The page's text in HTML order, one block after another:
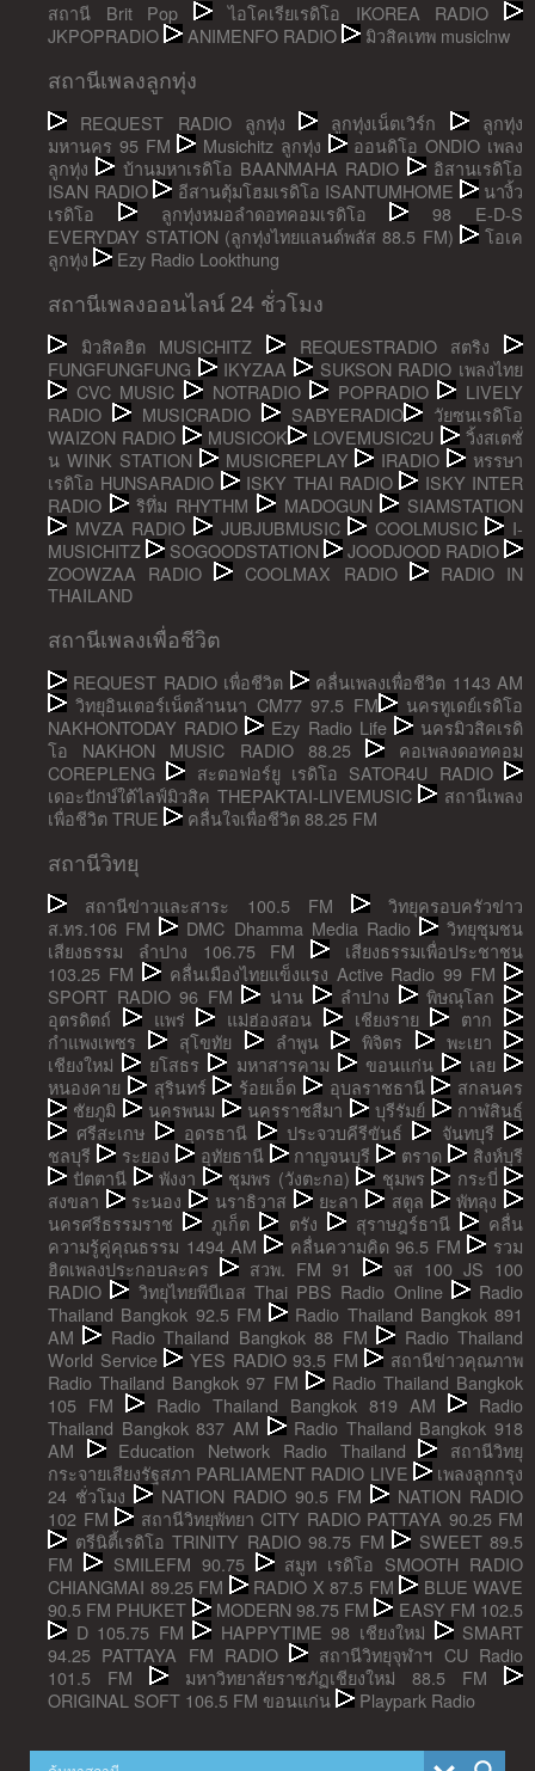
สถานี Brit Pop
ไอโคเรียเรดิโอ IKOREA RADIO
JKPOPRADIO
ANIMENFO RADIO มิวสิคเทพ musiclnw
สถานีเพลงลูกทุ่ง
REQUEST RADIO ลูกทุ่ง ลูกทุ่งเน็ตเวิร์ก
ลูกทุ่ง
มหานคร 95 FM
Musichitz ลูกทุ่ง
ออนดิโอ ONDIO เพลง
ลูกทุ่ง
บ้านมหาเรดิโอ BAANMAHA RADIO
อิสานเรดิโอ
ISAN RADIO
อีสานตุ้มโฮมเรดิโอ ISANTUMHOME
นางิ้ว
เรดิโอ
ลูกทุ่งหมอลำดอทคอมเรดิโอ
98 E-D-S
EVERYDAY STATION (ลูกทุ่งไทยแลนด์พลัส 88.5 FM)
โอเค
ลูกทุ่ง
Ezy Radio Lookthung
สถานีเพลงออนไลน์ 24 ชั่วโมง
มิวสิคฮิต MUSICHITZ
REQUESTRADIO สตริง
FUNGFUNGFUNG
IKYZAA
SUKSON RADIO เพลงไทย
CVC MUSIC
NOTRADIO POPRADIO
LIVELY
RADIO
MUSICRADIO SABYERADIO
วัยซนเรดิโอ
WAIZON RADIO
MUSICOK LOVEMUSIC2U
วิ้งสเตชั่
น WINK STATION
MUSICREPLAY IRADIO
หรรษา
เรดิโอ HUNSARADIO
ISKY THAI RADIO
ISKY INTER
RADIO
ริทึ่ม RHYTHM MADOGUN
SIAMSTATION
MVZA RADIO
JUBJUBMUSIC COOLMUSIC
I-
MUSICHITZ
SOGOODSTATION
JOODJOOD RADIO
ZOOWZAA RADIO
COOLMAX RADIO
RADIO IN
THAILAND
สถานีเพลงเพื่อชีวิต
REQUEST RADIO เพื่อชีวิต
คลื่นเพลงเพื่อชีวิต 1143 AM
วิทยุอินเตอร์เน็ตล้านนา CM77 97.5 FM
นครทูเดย์เรดิโอ
NAKHONTODAY RADIO
Ezy Radio Life
นครมิวสิคเรดิ
โอ NAKHON MUSIC RADIO 88.25
คอเพลงดอทคอม
COREPLENG
สะตอฟอร์ยู เรดิโอ SATOR4U RADIO
เดอะปักษ์ใต้ไลฟ์มิวสิค THEPAKTAI-LIVEMUSIC
สถานีเพลง
เพื่อชีวิต TRUE
คลื่นใจเพื่อชีวิต 88.25 FM
สถานีวิทยุ
สถานีข่าวและสาระ 100.5 FM
วิทยุครอบครัวข่าว
ส.ทร.106 FM
DMC Dhamma Media Radio
วิทยุชุมชน
เสียงธรรม ลำปาง 106.75 FM
เสียงธรรมเพื่อประชาชน
103.25 FM
คลื่นเมืองไทยแข็งแรง Active Radio 99 FM
SPORT RADIO 96 FM
น่าน ลำปาง
พิษณุโลก
อุตรดิตถ์
แพร่ แม่ฮ่องสอน เชียงราย
ตาก
กำแพงเพชร
สุโขทัย ลำพูน พิจิตร
พะเยา
เชียงใหม่
ยโสธร มหาสารคาม ขอนแก่น
เลย
หนองคาย
สุรินทร์ ร้อยเอ็ด อุบลราชธานี
สกลนคร
ชัยภูมิ
นครพนม นครราชสีมา บุรีรัมย์
กาฬสินธุ์
ศรีสะเกษ
อุดรธานี ประจวบคีรีขันธ์
จันทบุรี
ชลบุรี
ระยอง อุทัยธานี กาญจนบุรี ตราด
สิงห์บุรี
ปัตตานี
พังงา ชุมพร (วังตะกอ) ชุมพร
กระบี่
สงขลา
ระนอง นราธิวาส ยะลา สตูล
พัทลุง
นครศรีธรรมราช
ภูเก็ต ตรัง สุราษฎร์ธานี
คลื่น
ความรู้คู่คุณธรรม 1494 AM
คลื่นความคิด 96.5 FM
รวม
ฮิตเพลงประกอบละคร
สวพ. FM 91
จส 100 JS 100
RADIO
วิทยุไทยพีบีเอส Thai PBS Radio Online
Radio
Thailand Bangkok 92.5 FM
Radio Thailand Bangkok 891
AM
Radio Thailand Bangkok 88 FM
Radio Thailand
World Service
YES RADIO 93.5 FM
สถานีข่าวคุณภาพ
Radio Thailand Bangkok 97 FM
Radio Thailand Bangkok
105 FM
Radio Thailand Bangkok 819 AM
Radio
Thailand Bangkok 837 AM
Radio Thailand Bangkok 918
AM
Education Network Radio Thailand
สถานีวิทยุ
กระจายเสียงรัฐสภา PARLIAMENT RADIO LIVE
เพลงลูกกรุง
24 ชั่วโมง
NATION RADIO 90.5 FM
NATION RADIO
102 FM
สถานีวิทยุพัทยา CITY RADIO PATTAYA 90.25 FM
ตรีนิตี้เรดิโอ TRINITY RADIO 98.75 FM
SWEET 89.5
FM
SMILEFM 90.75
สมูท เรดิโอ SMOOTH RADIO
CHIANGMAI 89.25 FM
RADIO X 87.5 FM
BLUE WAVE
90.5 FM PHUKET
MODERN 98.75 FM
EASY FM 102.5
D 105.75 FM
HAPPYTIME 98 เชียงใหม่
SMART
94.25 PATTAYA FM RADIO
สถานีวิทยุจุฬาฯ CU Radio
101.5 FM
มหาวิทยาลัยราชภัฏเชียงใหม่ 88.5 FM
ORIGINAL SOFT 106.5 FM ขอนแก่น
Playpark Radio